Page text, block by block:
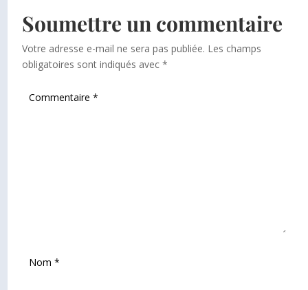
Soumettre un commentaire
Votre adresse e-mail ne sera pas publiée. Les champs
obligatoires sont indiqués avec*